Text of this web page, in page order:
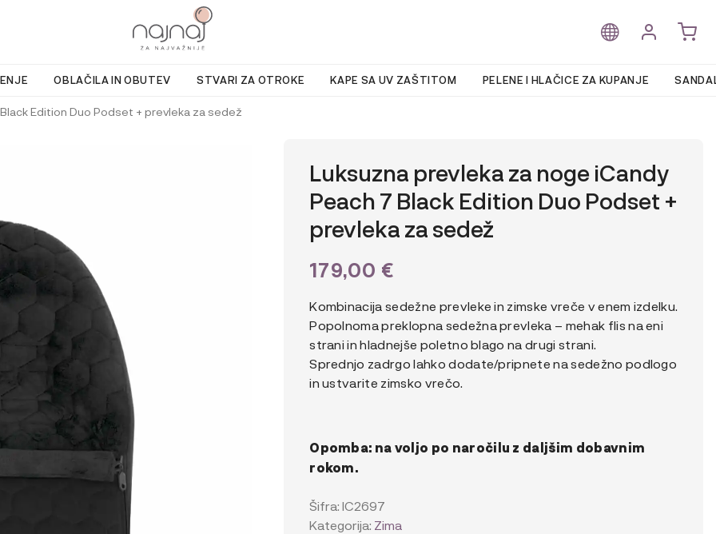
OBLAČILA IN OBUTEV STVARI ZA OTROKE KAPE SA UV ZAŠTITOM PELENE I HLAČICE ZA KUPANJE
Edition Duo Podset + prevleka za sedež
Luksuzna prevleka za noge iCandy
Peach 7 Black Edition Duo Podset +
prevleka za sedež
179,00 €
Kombinacija sedežne prevleke in zimske vreče v enem izdelku.
Popolnoma preklopna sedežna prevleka – mehak flis na eni
strani in hladnejše poletno blago na drugi strani.
Sprednjo zadrgo lahko dodate/pripnete na sedežno podlogo
in ustvarite zimsko vrečo.
Opomba: na voljo po naročilu z daljšim dobavnim
rokom.
Šifra:IC2697
Kategorija: Zima